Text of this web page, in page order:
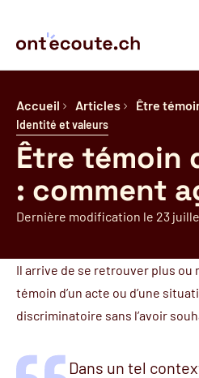
Accueil Articles Être
Identité et valeurs
Être témoin
: comment
Dernière modification le 23
Il arrive de se retrouver plus ou
témoin d’un acte ou d’une
discriminatoire sans l’avoir
Dans un tel